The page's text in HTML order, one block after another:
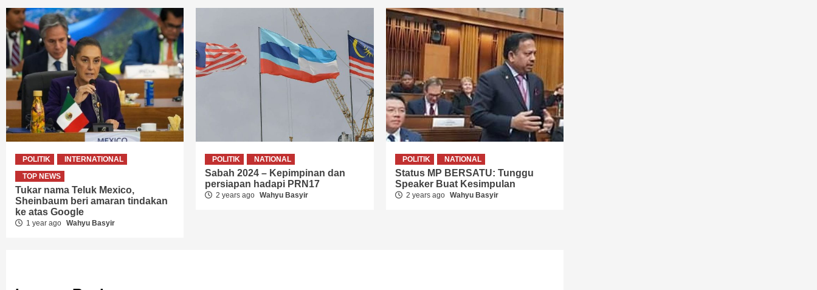
POLITIK
INTERNATIONAL
TOP NEWS
Tukar nama Teluk Mexico,
Sheinbaum beri amaran tindakan
ke atas Google
1 year ago Wahyu Basyir
POLITIK NATIONAL
Sabah 2024 – Kepimpinan dan
persiapan hadapi PRN17
2 years ago Wahyu Basyir
POLITIK NATIONAL
Status MP BERSATU: Tunggu
Speaker Buat Kesimpulan
2 years ago Wahyu Basyir